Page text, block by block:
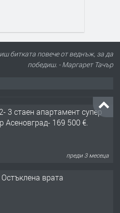
битката повече от веднъж, за да
победиш. - Маргарет Тачър
3 стаен апартамент супер
Асеновград- 169 500 €.